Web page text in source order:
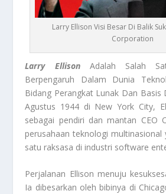
Larry Ellison Visi Besar Di Balik
Corporation
Larry EllisonAdalah Salah
Berpengaruh Dalam Dunia
Bidang Perangkat Lunak Dan Basis
Agustus 1944 di New York City,
sebagai pendiri dan mantan CEO
perusahaan teknologi multinasional
satu raksasa di industri software
Perjalanan Ellison menuju
Ia dibesarkan oleh bibinya di